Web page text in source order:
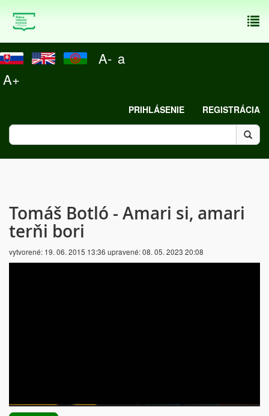
A- a
A+
PRIHLÁSENIE REGISTRÁCIA
Tomáš Botló - Amari si, amari
terňi bori
vytvorené: 19. 06. 2015 13:36 upravené:08. 05. 2023 20:08